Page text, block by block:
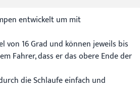
entwickelt um mit
von 16 Grad und können jeweils bis
Fahrer, dass er das obere Ende der
die Schlaufe einfach und